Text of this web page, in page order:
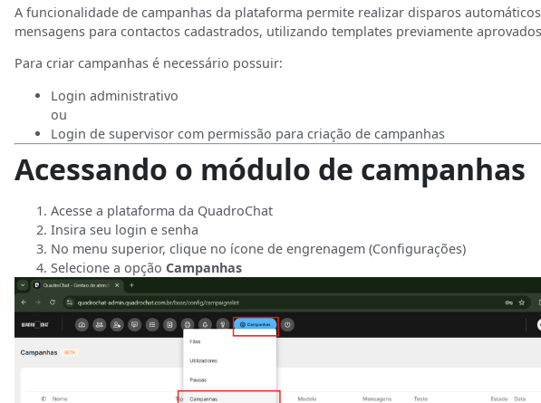
A funcionalidade de campanhas da plataforma permite realizar disparos
mensagens para contactos cadastrados, utilizando templates previamente
Para criar campanhas é necessário possuir:
Login administrativo
ou
Login de supervisor com permissão para criação de campanhas
Acessando o módulo de campanhas
Acesse a plataforma da QuadroChat
Insira seu login e senha
No menu superior, clique no ícone de engrenagem (Configurações)
Selecione a opção Campanhas